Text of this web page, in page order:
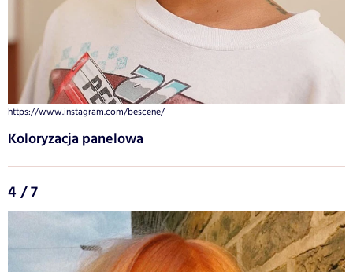
https://www.instagram.com/bescene/
Koloryzacja panelowa
4 / 7